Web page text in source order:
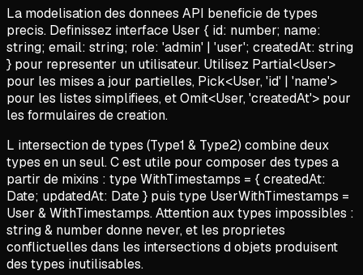
La modelisation des donnees API beneficie de types
precis. Definissez interface User { id: number; name:
string; email: string; role: 'admin' | 'user'; createdAt: string
} pour representer un utilisateur. Utilisez Partial<User>
pour les mises a jour partielles, Pick<User, 'id' | 'name'>
pour les listes simplifiees, et Omit<User, 'createdAt'> pour
les formulaires de creation.
L intersection de types (Type1 & Type2) combine deux
types en un seul. C est utile pour composer des types a
partir de mixins : type WithTimestamps = { createdAt:
Date; updatedAt: Date } puis type UserWithTimestamps =
User & WithTimestamps. Attention aux types impossibles :
string & number donne never, et les proprietes
conflictuelles dans les intersections d objets produisent
des types inutilisables.